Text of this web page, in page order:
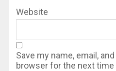
Website
Save my name, email,
browser for the next